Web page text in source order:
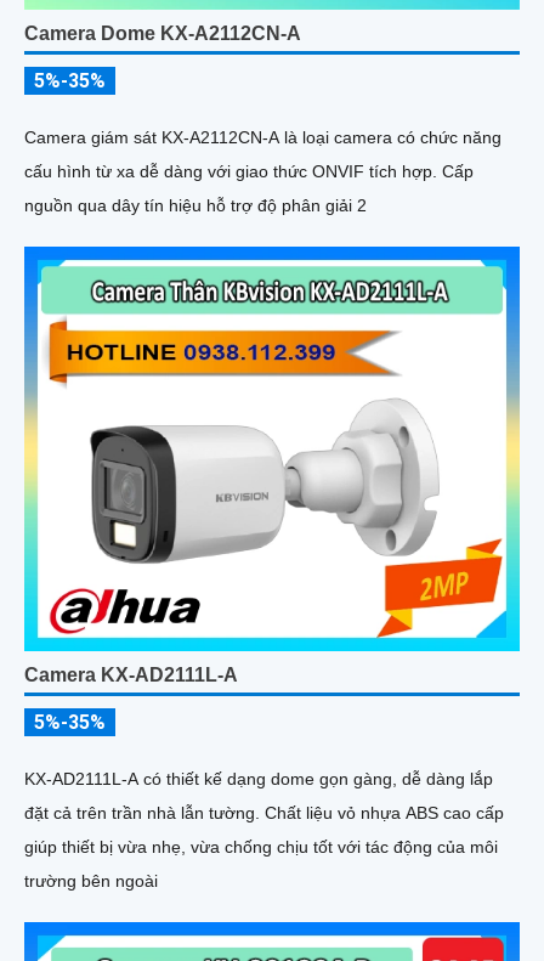
Camera Dome KX-A2112CN-A
5%-35%
Camera giám sát KX-A2112CN-A là loại camera có chức năng
cấu hình từ xa dễ dàng với giao thức ONVIF tích hợp. Cấp
nguồn qua dây tín hiệu hỗ trợ độ phân giải 2
Camera KX-AD2111L-A
5%-35%
KX‑AD2111L‑A có thiết kế dạng dome gọn gàng, dễ dàng lắp
đặt cả trên trần nhà lẫn tường. Chất liệu vỏ nhựa ABS cao cấp
giúp thiết bị vừa nhẹ, vừa chống chịu tốt với tác động của môi
trường bên ngoài